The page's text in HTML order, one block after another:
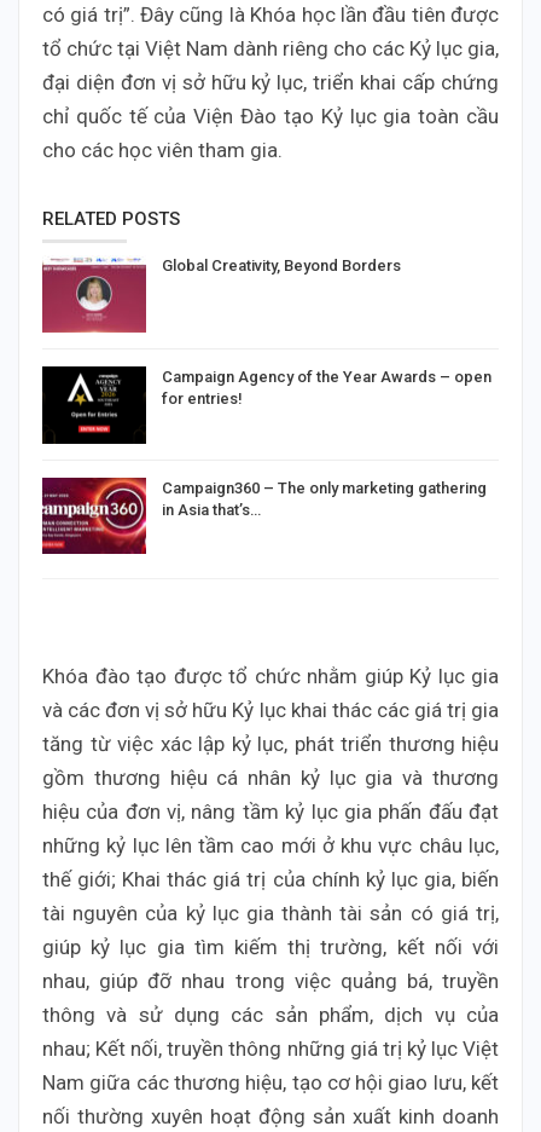
có giá trị”. Đây cũng là Khóa học lần đầu tiên được
tổ chức tại Việt Nam dành riêng cho các Kỷ lục gia,
đại diện đơn vị sở hữu kỷ lục, triển khai cấp chứng
chỉ quốc tế của Viện Đào tạo Kỷ lục gia toàn cầu
cho các học viên tham gia.
RELATED POSTS
Global Creativity, Beyond Borders
Campaign Agency of the Year Awards – open
for entries!
Campaign360 – The only marketing gathering
in Asia that’s…
Khóa đào tạo được tổ chức nhằm giúp Kỷ lục gia
và các đơn vị sở hữu Kỷ lục khai thác các giá trị gia
tăng từ việc xác lập kỷ lục, phát triển thương hiệu
gồm thương hiệu cá nhân kỷ lục gia và thương
hiệu của đơn vị, nâng tầm kỷ lục gia phấn đấu đạt
những kỷ lục lên tầm cao mới ở khu vực châu lục,
thế giới; Khai thác giá trị của chính kỷ lục gia, biến
tài nguyên của kỷ lục gia thành tài sản có giá trị,
giúp kỷ lục gia tìm kiếm thị trường, kết nối với
nhau, giúp đỡ nhau trong việc quảng bá, truyền
thông và sử dụng các sản phẩm, dịch vụ của
nhau; Kết nối, truyền thông những giá trị kỷ lục Việt
Nam giữa các thương hiệu, tạo cơ hội giao lưu, kết
nối thường xuyên hoạt động sản xuất kinh doanh